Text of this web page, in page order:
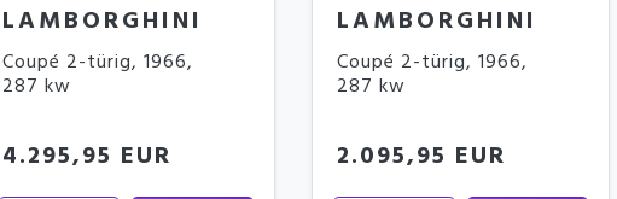
LAMBORGHINI
Coupé 2-türig, 1966,
287 kw
4.295,95 EUR
LAMBORGHINI
Coupé 2-türig, 1966,
287 kw
2.095,95 EUR